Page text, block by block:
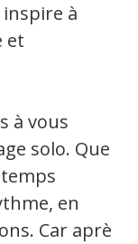
à
et
à vous
solo. Que
en
Car après